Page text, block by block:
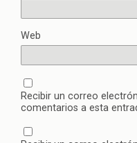
Web
Recibir un correo
comentarios a esta